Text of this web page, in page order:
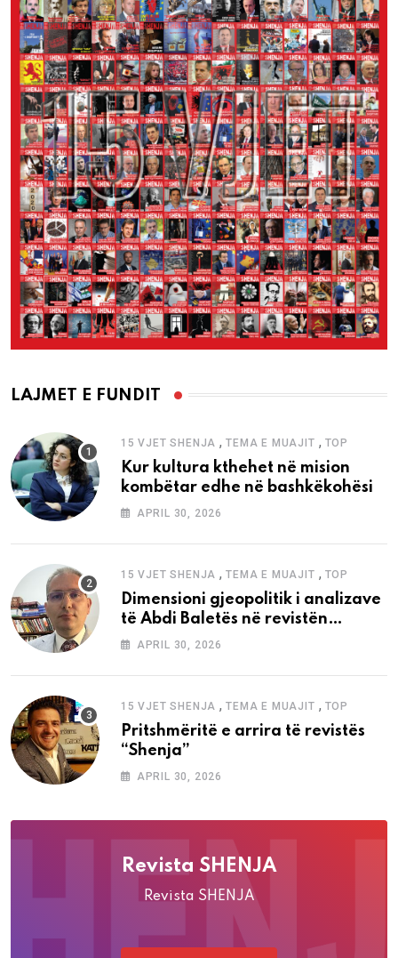
LAJMET E FUNDIT
15 VJET SHENJA ,TEMA E MUAJIT , TOP
Kur kultura kthehet në mision
kombëtar edhe në bashkëkohësi
APRIL 30, 2026
15 VJET SHENJA ,TEMA E MUAJIT , TOP
Dimensioni gjeopolitik i analizave
të Abdi Baletës në revistën
“Shenja”
APRIL 30, 2026
15 VJET SHENJA ,TEMA E MUAJIT , TOP
Pritshmëritë e arrira të revistës
“Shenja”
APRIL 30, 2026
Revista SHENJA
Revista SHENJA